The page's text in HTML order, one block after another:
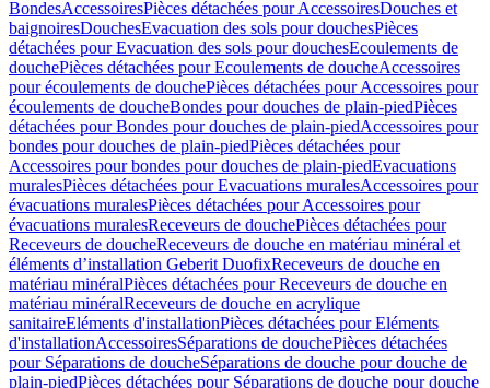
BondesAccessoiresPièces détachées pour AccessoiresDouches et
baignoiresDouchesEvacuation des sols pour douchesPièces
détachées pour Evacuation des sols pour douchesEcoulements de
douchePièces détachées pour Ecoulements de doucheAccessoires
pour écoulements de douchePièces détachées pour Accessoires pour
écoulements de doucheBondes pour douches de plain-piedPièces
détachées pour Bondes pour douches de plain-piedAccessoires pour
bondes pour douches de plain-piedPièces détachées pour
Accessoires pour bondes pour douches de plain-piedEvacuations
muralesPièces détachées pour Evacuations muralesAccessoires pour
évacuations muralesPièces détachées pour Accessoires pour
évacuations muralesReceveurs de douchePièces détachées pour
Receveurs de doucheReceveurs de douche en matériau minéral et
éléments d’installation Geberit DuofixReceveurs de douche en
matériau minéralPièces détachées pour Receveurs de douche en
matériau minéralReceveurs de douche en acrylique
sanitaireEléments d'installationPièces détachées pour Eléments
d'installationAccessoiresSéparations de douchePièces détachées
pour Séparations de doucheSéparations de douche pour douche de
plain-piedPièces détachées pour Séparations de douche pour douche